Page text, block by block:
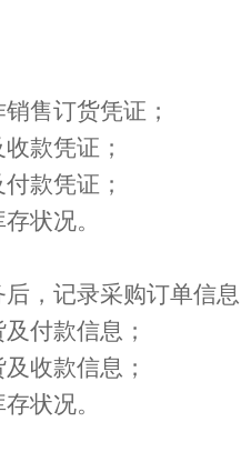
售订货凭证；
款凭证；
款凭证；
状况。
，记录采购订单信
付款信息；
收款信息；
状况。